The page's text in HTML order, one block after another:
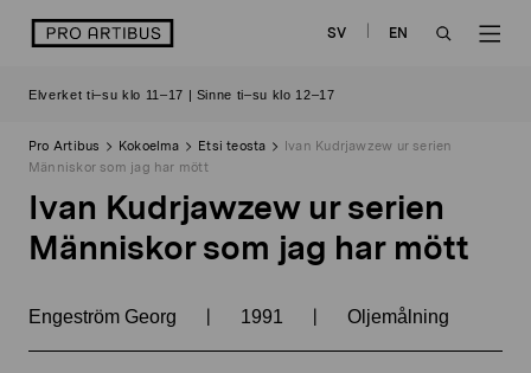
sisältöön
logo SV
EN
Elverket ti–su klo 11–17 | Sinne ti–su klo 12–17
Pro Artibus Kokoelma Etsi teosta
Ivan Kudrjawzew ur serien
Människor som jag har mött
Ivan Kudrjawzew ur serien
Människor som jag har mött
Engeström Georg | 1991 | Oljemålning